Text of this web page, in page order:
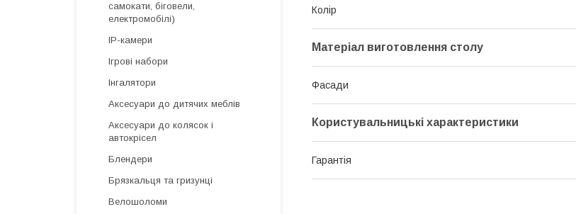
Колір
Матеріал виготовлення столу
Фасади
Користувальницькі характеристики
Гарантія
самокати, біговели,
електромобілі)
IP-камери
Ігрові набори
Інгалятори
Аксесуари до дитячих меблів
Аксесуари до колясок і
автокрісел
Блендери
Брязкальця та гризунці
Велошоломи